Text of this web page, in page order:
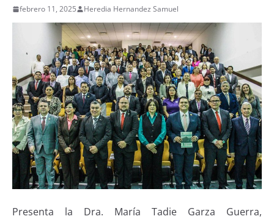
febrero 11, 2025 Heredia Hernandez Samuel
Presenta la Dra. María Tadie Garza Guerra,